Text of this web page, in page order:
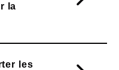
la
les